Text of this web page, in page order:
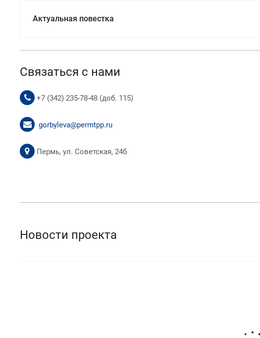
Актуальная повестка
Связаться с нами
+7 (342) 235-78-48 (доб. 115)
gorbyleva@permtpp.ru
Пермь, ул. Советская, 24б
Новости проекта